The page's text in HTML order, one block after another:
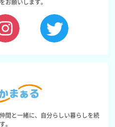
お願いします。
間と一緒に、自分らしい暮らしを続
。